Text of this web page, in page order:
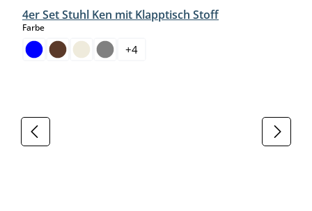
4er Set Stuhl Ken mit Klapptisch Stoff
Farbeauswählen
+4